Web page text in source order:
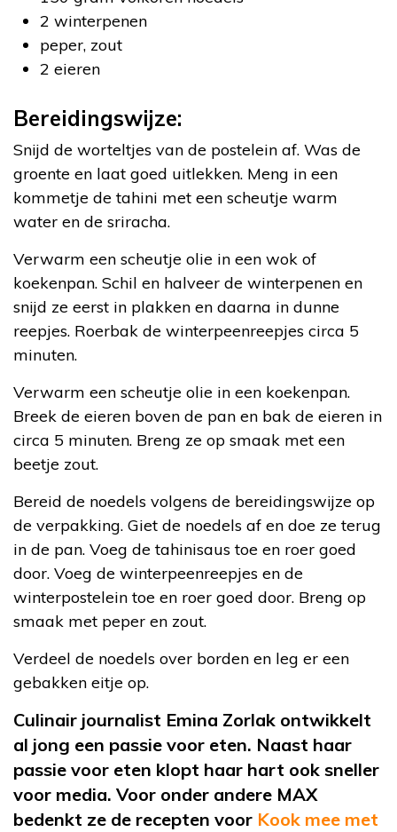
2 winterpenen
peper, zout
2 eieren
Bereidingswijze:
Snijd de worteltjes van de postelein af. Was de
groente en laat goed uitlekken. Meng in een
kommetje de tahini met een scheutje warm
water en de sriracha.
Verwarm een scheutje olie in een wok of
koekenpan. Schil en halveer de winterpenen en
snijd ze eerst in plakken en daarna in dunne
reepjes. Roerbak de winterpeenreepjes circa 5
minuten.
Verwarm een scheutje olie in een koekenpan.
Breek de eieren boven de pan en bak de eieren in
circa 5 minuten. Breng ze op smaak met een
beetje zout.
Bereid de noedels volgens de bereidingswijze op
de verpakking. Giet de noedels af en doe ze terug
in de pan. Voeg de tahinisaus toe en roer goed
door. Voeg de winterpeenreepjes en de
winterpostelein toe en roer goed door. Breng op
smaak met peper en zout.
Verdeel de noedels over borden en leg er een
gebakken eitje op.
Culinair journalist Emina Zorlak ontwikkelt
al jong een passie voor eten. Naast haar
passie voor eten klopt haar hart ook sneller
voor media. Voor onder andere MAX
bedenkt ze de recepten voor Kook mee met